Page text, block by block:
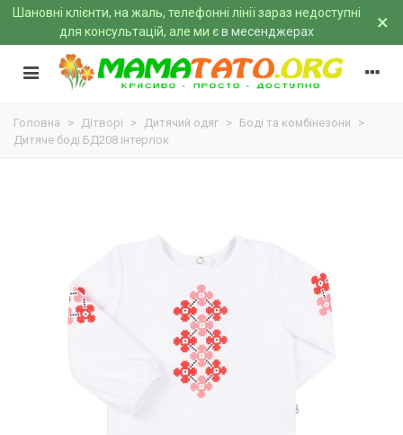
Шановні клієнти, на жаль, телефонні лінії зараз недоступні
для консультацій, але ми єв месенджерах ×
Головна > Дітворі > Дитячий одяг > Боді та комбінезони
>
Дитяче боді БД208 інтерлок